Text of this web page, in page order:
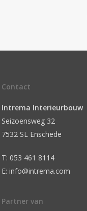
Contact
Intrema Interieurbouw
Seizoensweg 32
7532 SL Enschede
T: 053 461 8114
E: info@intrema.com
Partner van